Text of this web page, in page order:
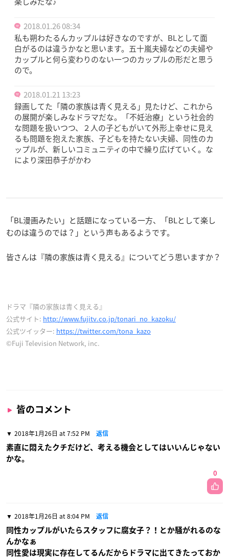
2018.01.26 08:34
私も朔わたるんカップルは好きなのですが、BLとして面
白がるのは違うかなと思います。五十嵐夫婦などの夫婦や
カップルと何ら変わりのない一つのカップルの形だと思う
ので。
2018.01.21 13:23
録画してた「隣の家族は青く見える」見たけど、これから
の展開が楽しみなドラマだな。「不妊治療」という社会的
な問題を扱いつつ、２人の子どもがいて外形上幸せに見え
るも問題を抱えた家族、子どもを持たない夫婦、同性のカ
ップルが、新しいコミュニティの中で繰り広げていく。な
により深田恭子がかわ
「BL漫画みたい」と話題になっている一方、「BLとして楽し
むのは違うのでは？」という声もあるようです。
皆さんは『隣の家族は青く見える』についてどう思いますか？
ドラマ『隣の家族は青く見える』
公式サイト: http://www.fujitv.co.jp/tonari_no_kazoku/
公式ツイッター: https://twitter.com/tona_kazo
©Fuji Television Network, inc.
皆のコメント
2018年1月26日 at 7:52 PM 返信
素直に悶えたクチだけど、考える機会としてはいいんじゃない
かな。
0
2018年1月26日 at 8:04 PM 返信
同性カップルがいたらスタッフに腐女子？！とか騒がれるのな
んかなぁ
同性愛は現実に存在してるんだからドラマに出てきたっておか